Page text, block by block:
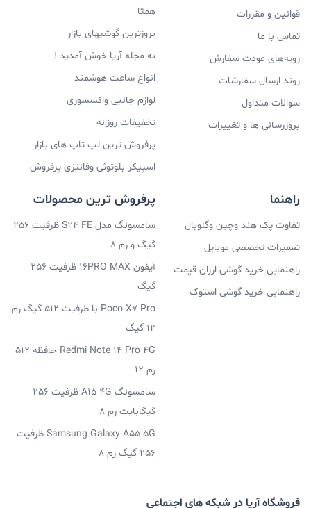
قوانین و مقررات
تماس با ما
رویه‌های عودت سفارش
روند ارسال سفارشات
سوالات متداول
بروزرسانی ها و تغییرات
همتا
بروزترین گوشیهای بازار
به مجله آریا خوش آمدید !
انواع ساعت هوشمند
لوازم جانبی واکسسوری
تخفیفات روزانه
پرفروش ترین لپ تاپ های بازار
اسپیکر بلوتوثی وفانتزی پرفروش
راهنما
تفاوت پک هند وچین وگلوبال
تعمیرات تخصصی موبایل
راهنمایی خرید گوشی ارزان قیمت
راهنمایی خرید گوشی استوک
پرفروش ترین محصولات
سامسونگ مدل S24 FE ظرفیت 256
گیگ و رم 8
آیفون 16PRO MAX ظرفیت 256
گیگ
Poco X7 Pro با ظرفیت 512 گیگ رم
12 گیگ
Redmi Note 14 Pro 4G حافظه 512
رم 12
سامسونگ A15 4G ظرفیت 256
گیگابایت رم 8
Samsung Galaxy A55 5G ظرفیت
256 گیگ رم 8
فروشگاه آریا در شبکه های اجتماعی